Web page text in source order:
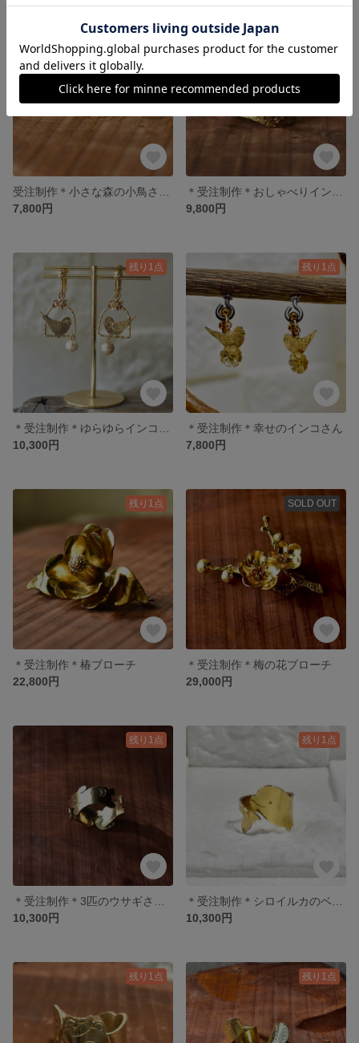
残り1点
7,800円
9,800円
残り1点
10,300円
残り1点
＊受注制作＊幸せのインコさん
7,800円
残り1点
＊受注制作＊椿ブローチ
22,800円
SOLD OUT
＊受注制作＊梅の花ブローチ
29,000円
残り1点
10,300円
残り1点
10,300円
残り1点 残り1点